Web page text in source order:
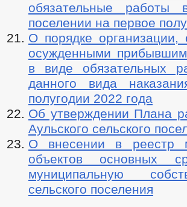
обязательные работы
поселении на первое
О порядке организации,
осужденными
в виде обязательных
данного вида
полугодии 2022 года
Об утверждении Плана
Аульского сельского
О внесении в реестр
объектов основных
муниципальную
сельского поселения